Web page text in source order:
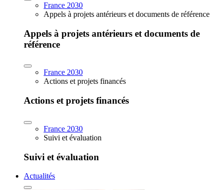
France 2030
Appels à projets antérieurs et documents de référence
Appels à projets antérieurs et documents de
référence
France 2030
Actions et projets financés
Actions et projets financés
France 2030
Suivi et évaluation
Suivi et évaluation
Actualités